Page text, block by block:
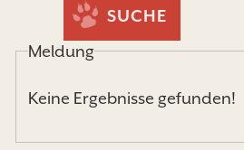
SUCHE
Meldung
Keine Ergebnisse gefunden!